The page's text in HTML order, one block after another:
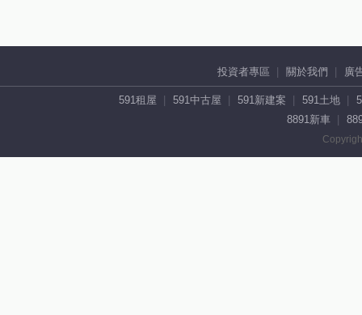
投資者專區 關於我們 廣
591租屋 591中古屋 591新建案 591土地
8891新車